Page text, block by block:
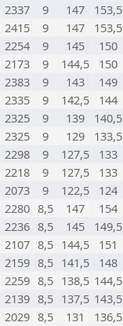
2337 9 147 153,5
2415 9 147 153,5
2254 9 145 150
2173 9 144,5 150
2383 9 143 149
2335 9 142,5 144
2325 9 139 140,5
2325 9 129 133,5
2298 9 127,5 133
2218 9 127,5 133
2073 9 122,5 124
2280 8,5 147 154
2236 8,5 145 149,5
2107 8,5 144,5 151
2159 8,5 141,5 148
2259 8,5 138,5 144,5
2139 8,5 137,5 143,5
2029 8,5 131 136,5